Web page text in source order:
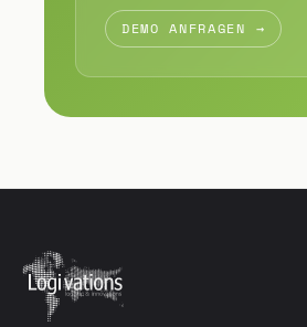
DEMO ANFRAGEN →